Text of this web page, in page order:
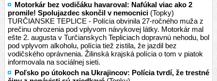
Motorkár bez vodičáku havaroval: Nafúkal viac ako 2
promile! Spolujazdec skončil v nemocnici (Topky)
TURČIANSKE TEPLICE - Polícia obvinila 27-ročného muža z
prečinu ohrozenia pod vplyvom návykovej látky. Motorkár mal
ešte 2. augusta v Turčianskych Tepliciach dopravnú nehodu, bol
pod vplyvom alkoholu, polícia tiež zistila, že jazdil bez
vodičského oprávnenia. Žilinská krajská polícia o tom v piatok
informovala na sociálnej sieti.
Poľsko po útokoch na Ukrajincov: Polícia tvrdí, že trestné